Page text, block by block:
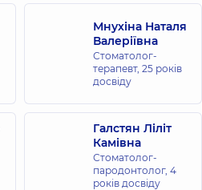
Мнухіна Наталя
Валеріївна
Стоматолог-
терапевт, 25 років
досвіду
Галстян Ліліт
Камівна
Стоматолог-
пародонтолог, 4
років досвіду